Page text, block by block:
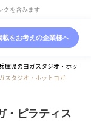
クを含みます
載をお考えの企業様へ
庫県のヨガスタジオ・ホッ
スタジオ・ホットヨガ
・ピラティス